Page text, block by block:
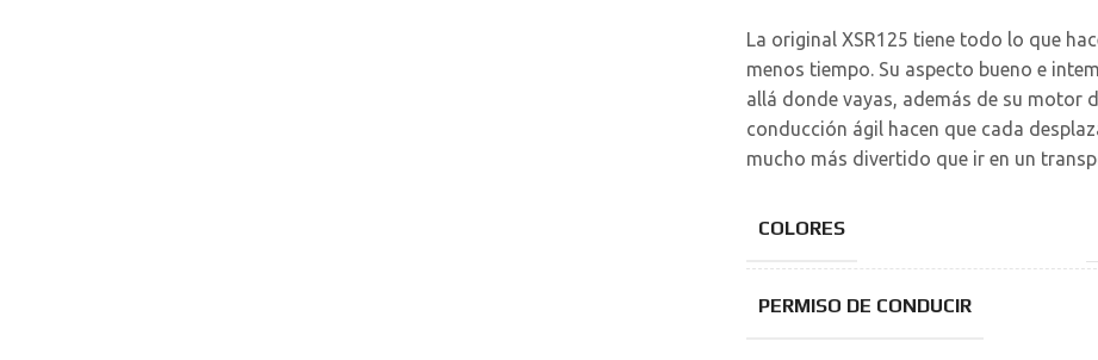
La original XSR125 tiene todo lo que
menos tiempo. Su aspecto bueno e
allá donde vayas, además de su motor
conducción ágil hacen que cada
mucho más divertido que ir en un
COLORES
PERMISO DE CONDUCIR